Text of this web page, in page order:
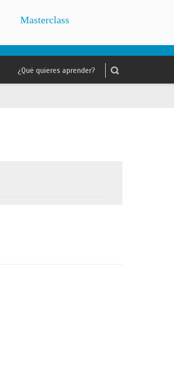
Masterclass